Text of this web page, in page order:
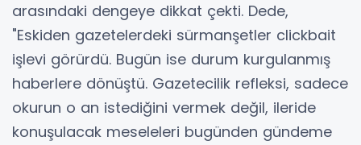
arasındaki dengeye dikkat çekti. Dede,
"Eskiden gazetelerdeki sürmanşetler clickbait
işlevi görürdü. Bugün ise durum kurgulanmış
haberlere dönüştü. Gazetecilik refleksi, sadece
okurun o an istediğini vermek değil, ileride
konuşulacak meseleleri bugünden gündeme